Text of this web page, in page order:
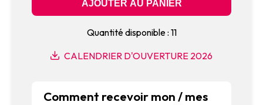
Quantité disponible : 11
CALENDRIER D'OUVERTURE 2026
Comment recevoir mon / mes